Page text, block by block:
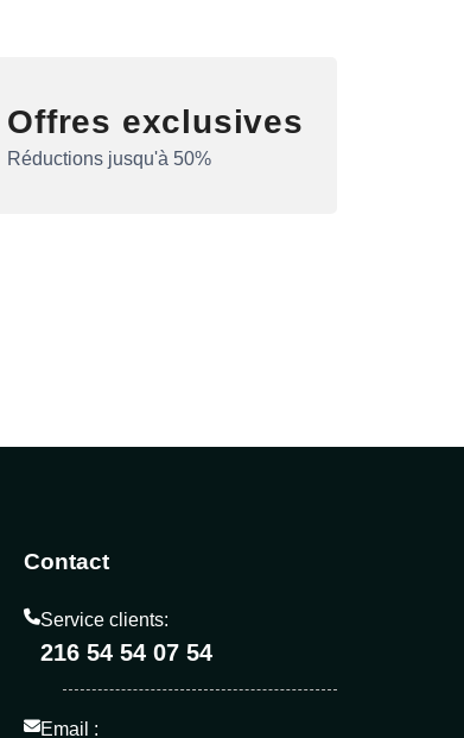
Offres exclusives
Réductions jusqu'à 50%
Contact
Service clients:
216 54 54 07 54
Email :